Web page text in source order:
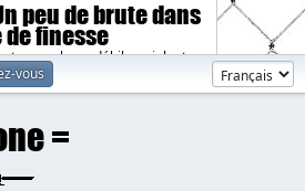
peu de brute dans
de finesse
sombres, débiles, violents.
vous